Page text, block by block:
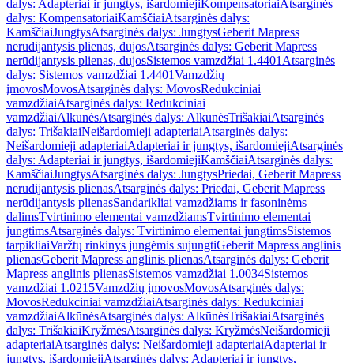
dalys: Adapteriai ir jungtys, išardomiejiKompensatoriaiAtsarginės
dalys: KompensatoriaiKamščiaiAtsarginės dalys:
KamščiaiJungtysAtsarginės dalys: JungtysGeberit Mapress
nerūdijantysis plienas, dujosAtsarginės dalys: Geberit Mapress
nerūdijantysis plienas, dujosSistemos vamzdžiai 1.4401 Atsarginės
dalys: Sistemos vamzdžiai 1.4401Vamzdžių
įmovosMovosAtsarginės dalys: MovosRedukciniai
vamzdžiaiAtsarginės dalys: Redukciniai
vamzdžiaiAlkūnėsAtsarginės dalys: AlkūnėsTrišakiaiAtsarginės
dalys: TrišakiaiNeišardomieji adapteriaiAtsarginės dalys:
Neišardomieji adapteriaiAdapteriai ir jungtys, išardomiejiAtsarginės
dalys: Adapteriai ir jungtys, išardomiejiKamščiaiAtsarginės dalys:
KamščiaiJungtysAtsarginės dalys: JungtysPriedai, Geberit Mapress
nerūdijantysis plienasAtsarginės dalys: Priedai, Geberit Mapress
nerūdijantysis plienasSandarikliai vamzdžiams ir fasoninėms
dalimsTvirtinimo elementai vamzdžiamsTvirtinimo elementai
jungtimsAtsarginės dalys: Tvirtinimo elementai jungtimsSistemos
tarpikliaiVaržtų rinkinys jungėmis sujungtiGeberit Mapress anglinis
plienasGeberit Mapress anglinis plienasAtsarginės dalys: Geberit
Mapress anglinis plienasSistemos vamzdžiai 1.0034Sistemos
vamzdžiai 1.0215Vamzdžių įmovosMovosAtsarginės dalys:
MovosRedukciniai vamzdžiaiAtsarginės dalys: Redukciniai
vamzdžiaiAlkūnėsAtsarginės dalys: AlkūnėsTrišakiaiAtsarginės
dalys: TrišakiaiKryžmėsAtsarginės dalys: KryžmėsNeišardomieji
adapteriaiAtsarginės dalys: Neišardomieji adapteriaiAdapteriai ir
jungtys, išardomiejiAtsarginės dalys: Adapteriai ir jungtys,